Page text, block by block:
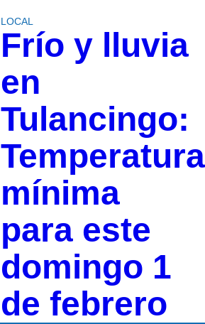
LOCAL
Frío y lluvia
en
Tulancingo:
Temperatura
mínima
para este
domingo 1
de febrero